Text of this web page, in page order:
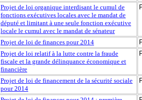
Projet de loi organique interdisant le cumul de
fonctions exécutives locales avec le mandat de
député et limitant à une seule fonction exécutive
locale le cumul avec le mandat de sénateur
Projet de loi de finances pour 2014
Projet de loi relatif à la lutte contre la fraude
fiscale et la grande délinquance économique et
financière
Projet de loi de financement de la sécurité sociale
pour 2014